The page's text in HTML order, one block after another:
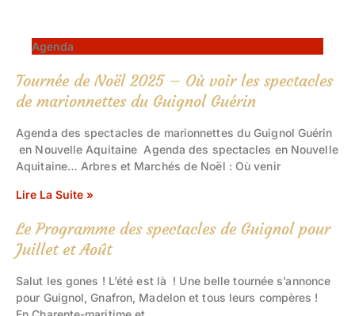
Agenda
Tournée de Noël 2025 – Où voir les spectacles
de marionnettes du Guignol Guérin
Agenda des spectacles de marionnettes du Guignol Guérin
en Nouvelle Aquitaine Agenda des spectacles en Nouvelle
Aquitaine… Arbres et Marchés de Noël : Où venir
Lire La Suite »
Le Programme des spectacles de Guignol pour
Juillet et Août
Salut les gones ! L’été est là ! Une belle tournée s’annonce
pour Guignol, Gnafron, Madelon et tous leurs compères !